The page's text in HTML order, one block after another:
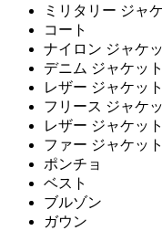
ミリタリー ジャ
コート
ナイロン ジャケ
デニム ジャケット
レザー ジャケット
フリース ジャケ
レザー ジャケット
ファー ジャケット
ポンチョ
ベスト
ブルゾン
ガウン